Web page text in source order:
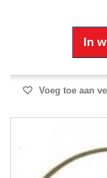
In
Voeg toe aan